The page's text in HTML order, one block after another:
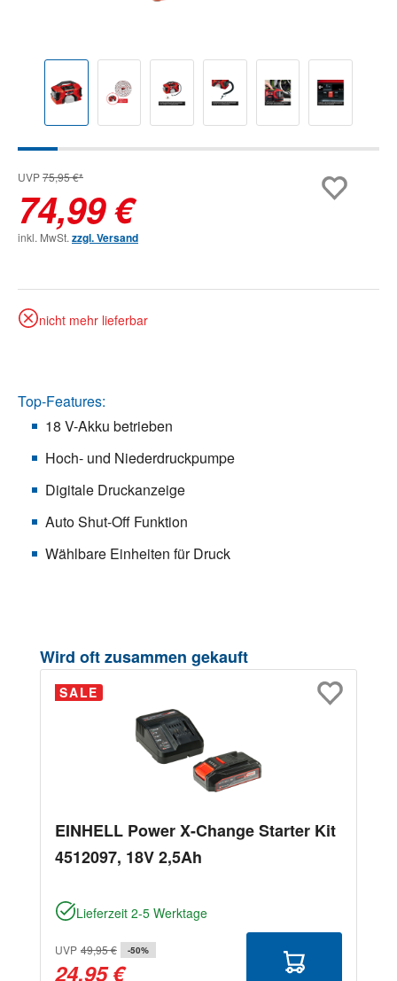
UVP75,95 €*
74,99 €
inkl. MwSt. zzgl. Versand
nicht mehr lieferbar
Top-Features:
18 V-Akku betrieben
Hoch- und Niederdruckpumpe
Digitale Druckanzeige
Auto Shut-Off Funktion
Wählbare Einheiten für Druck
Produktgalerie überspringen
Wird oft zusammen gekauft
SALE
EINHELL Power X-Change Starter Kit
4512097, 18V 2,5Ah
Lieferzeit 2-5 Werktage
UVP 49,95 € -50%
24,95 €